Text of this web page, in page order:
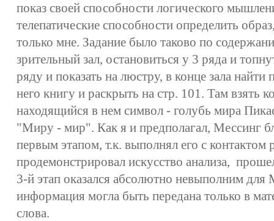
показ своей способности логического
телепатические способности определить
только мне. Задание было таково по
зрительный зал, остановиться у 3 ряда и
ряду и показать на люстру, в конце зала найти
него книгу и раскрыть на стр. 101. Там взять
находящийся в нем символ - голубь мира
"Миру - мир". Как я и предполагал, Мессинг
первым этапом, т.к. выполнял его с контактом
продемонстрировал искусство анализа,
3-й этап оказался абсолютно невыполним для
информация могла быть передана только в
слова.